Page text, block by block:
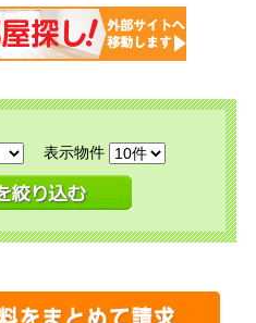
表示物件